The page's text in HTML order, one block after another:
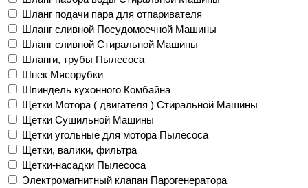
Шланг подачи пара для отпаривателя
Шланг сливной Посудомоечной Машины
Шланг сливной Стиральной Машины
Шланги, трубы Пылесоса
Шнек Мясорубки
Шпиндель кухонного Комбайна
Щетки Мотора ( двигателя ) Стиральной Машины
Щетки Сушильной Машины
Щетки угольные для мотора Пылесоса
Щетки, валики, фильтра
Щетки-насадки Пылесоса
Электромагнитный клапан Парогенератора